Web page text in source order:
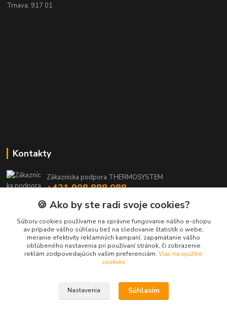
Trnava, 917 01
Kontakty
Zákaznícka podpora THERMOSYSTEM
+421 908 888 088
maros.stetina@geotherm.sk
Upravit sběr cookies.
🍪 Ako by ste radi svoje cookies?
Súbory cookies používame na správne fungovanie nášho e-shopu
av prípade vášho súhlasu tiež na sledovanie štatistík o webe,
meranie efektivity reklamných kampaní, zapamätanie vášho
obľúbeného nastavenia pri používaní stránok, či zobrazenie
reklám zodpovedajúcich vašim preferenciám. Viac na využitie
cookies
Nastavenia Súhlasím